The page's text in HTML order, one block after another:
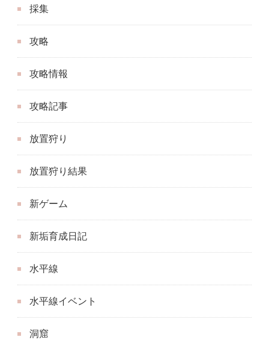
採集
攻略
攻略情報
攻略記事
放置狩り
放置狩り結果
新ゲーム
新垢育成日記
水平線
水平線イベント
洞窟